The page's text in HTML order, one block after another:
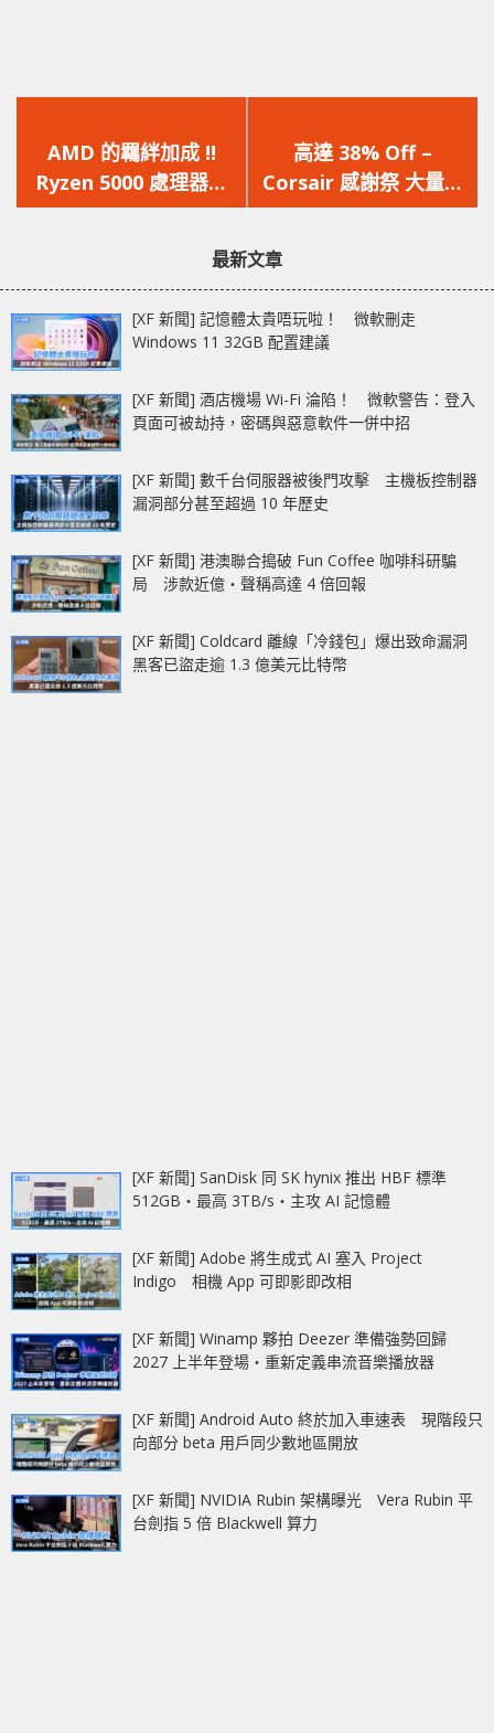
一
篇
文
AMD 的羈絆加成 !!
Ryzen 5000 處理器配
RX 6000 顯示卡，效能
一
篇
文
高達 38% Off –
Corsair 感謝祭 大量優
惠等緊你 !!
最新文章
[XF 新聞] 記憶體太貴唔玩啦！ 微軟刪走
Windows 11 32GB 配置建議
[XF 新聞] 酒店機場 Wi-Fi 淪陷！ 微軟警告：登入
頁面可被劫持，密碼與惡意軟件一併中招
[XF 新聞] 數千台伺服器被後門攻擊 主機板控制器
漏洞部分甚至超過 10 年歷史
[XF 新聞] 港澳聯合搗破 Fun Coffee 咖啡科研騙
局 涉款近億‧聲稱高達 4 倍回報
[XF 新聞] Coldcard 離線「冷錢包」爆出致命漏洞
黑客已盜走逾 1.3 億美元比特幣
[XF 新聞] SanDisk 同 SK hynix 推出 HBF 標準
512GB‧最高 3TB/s‧主攻 AI 記憶體
[XF 新聞] Adobe 將生成式 AI 塞入 Project
Indigo 相機 App 可即影即改相
[XF 新聞] Winamp 夥拍 Deezer 準備強勢回歸
2027 上半年登場‧重新定義串流音樂播放器
[XF 新聞] Android Auto 終於加入車速表 現階段只
向部分 beta 用戶同少數地區開放
[XF 新聞] NVIDIA Rubin 架構曝光 Vera Rubin 平
台劍指 5 倍 Blackwell 算力